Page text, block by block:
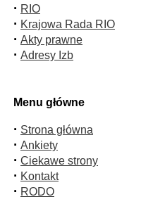
· RIO
· Krajowa Rada RIO
· Akty prawne
· Adresy Izb
Menu główne
· Strona główna
· Ankiety
· Ciekawe strony
· Kontakt
· RODO